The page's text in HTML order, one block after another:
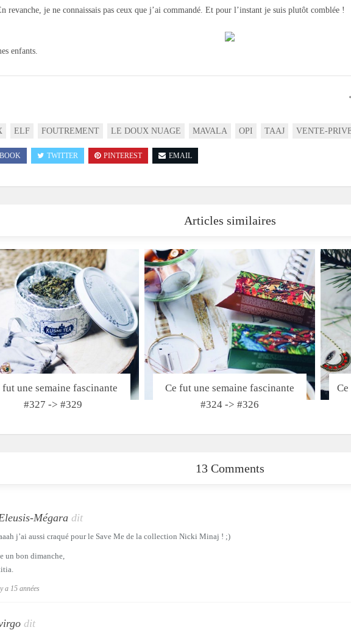
revanche, je ne connaissais pas ceux que j’ai commandé. Et pour l’instant je suis plutôt comblée !
enfants.
ELF FOUTREMENT LE DOUX NUAGE MAVALA OPI TAAJ VENTE-
TWITTER PINTEREST EMAIL
Articles similaires
fut une semaine fascinante
#327 -> #329
Ce fut une semaine fascinante
#324 -> #326
13 Comments
Mégara dit
j’ai aussi craqué pour le Save Me de la collection Nicki Minaj ! ;)
un bon dimanche,
a 15 années
dit